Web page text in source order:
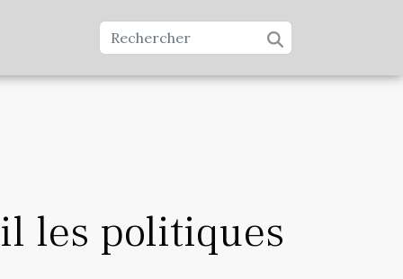
les politiques